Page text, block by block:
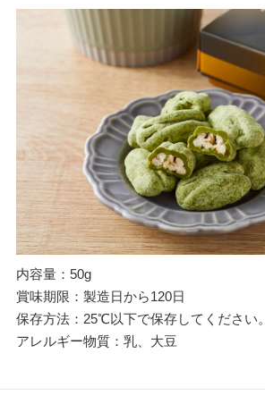
内容量：50g
賞味期限：製造日から120日
保存方法：25℃以下で保存してください。
アレルギー物質：乳、大豆